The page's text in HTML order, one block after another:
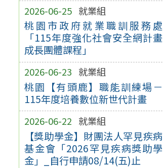
2026-06-25 就業組
桃園市政府就業職訓服務處
「115年度強化社會安全網計畫
成長團體課程」
2026-06-23 就業組
桃園【有頭鹿】職能訓練場－
115年度培養數位新世代計畫
2026-06-22 就業組
【獎助學金】財團法人罕見疾病
基金會「2026罕見疾病獎助學
金」_自行申請08/14(五)止